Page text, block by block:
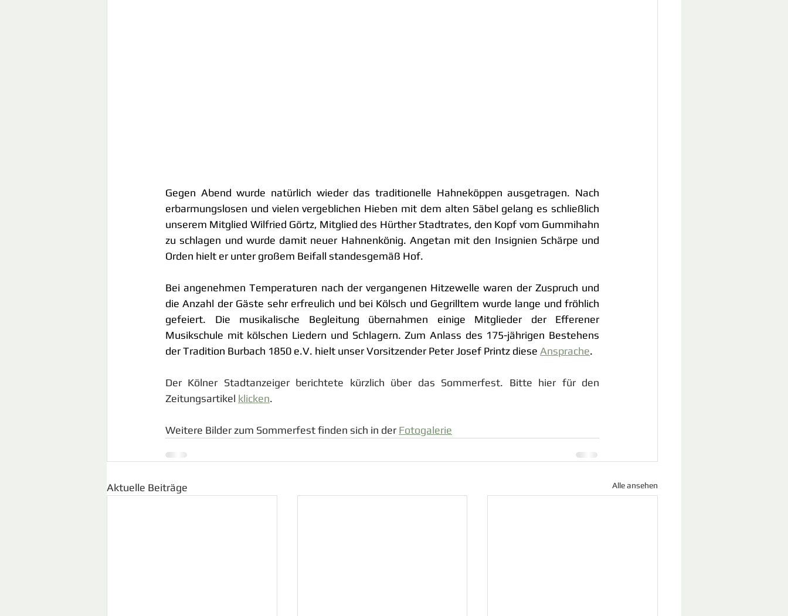
Gegen Abend wurde natürlich wieder das traditionelle Hahneköppen ausgetragen. Nach
erbarmungslosen und vielen vergeblichen Hieben mit dem alten Säbel gelang es schließlich
unserem Mitglied Wilfried Görtz, Mitglied des Hürther Stadtrates, den Kopf vom Gummihahn
zu schlagen und wurde damit neuer Hahnenkönig. Angetan mit den Insignien Schärpe und
Orden hielt er unter großem Beifall standesgemäß Hof.
Bei angenehmen Temperaturen nach der vergangenen Hitzewelle waren der Zuspruch und
die Anzahl der Gäste sehr erfreulich und bei Kölsch und Gegrilltem wurde lange und fröhlich
gefeiert. Die musikalische Begleitung übernahmen einige Mitglieder der Efferener
Musikschule mit kölschen Liedern und Schlagern. Zum Anlass des 175-jährigen Bestehens
der Tradition Burbach 1850 e.V. hielt unser Vorsitzender Peter Josef Printz diese Ansprache.
Der Kölner Stadtanzeiger berichtete kürzlich über das Sommerfest. Bitte hier für den
Zeitungsartikel klicken.
Weitere Bilder zum Sommerfest finden sich in der Fotogalerie
Aktuelle Beiträge Alle ansehen